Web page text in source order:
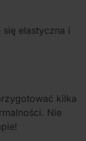
elastyczna i
kilka
Nie